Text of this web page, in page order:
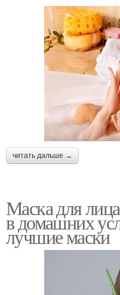
читать дальше →
Маска для
в домашних
лучшие маски